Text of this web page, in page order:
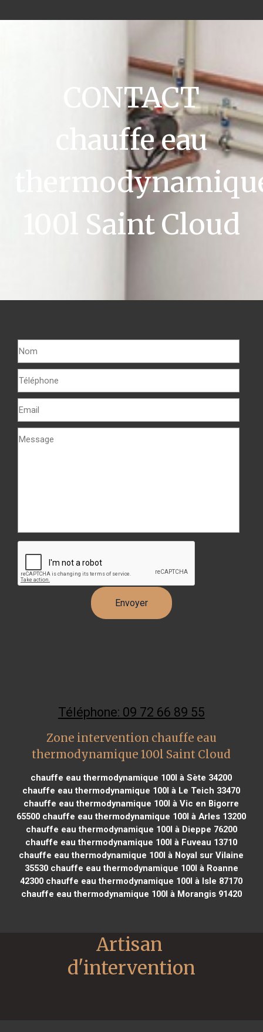
CONTACT
chauffe eau
100l Saint Cloud
Téléphone: 09 72 66 89 55
Zone intervention chauffe eau
thermodynamique 100l Saint Cloud
chauffe eau thermodynamique 100l à Sète 34200
chauffe eau thermodynamique 100l à Le Teich 33470
chauffe eau thermodynamique 100l à Vic en Bigorre
65500 chauffe eau thermodynamique 100l à Arles 13200
chauffe eau thermodynamique 100l à Dieppe 76200
chauffe eau thermodynamique 100l à Fuveau 13710
chauffe eau thermodynamique 100l à Noyal sur Vilaine
35530chauffe eau thermodynamique 100l à Roanne
42300 chauffe eau thermodynamique 100l à Isle 87170
chauffe eau thermodynamique 100l à Morangis 91420
Artisan
d'intervention